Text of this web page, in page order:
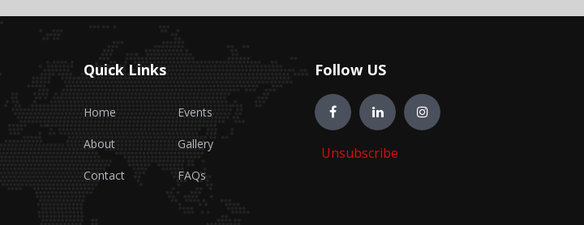
Quick Links
Home
About
Contact
Events
Gallery
FAQs
Follow US
Unsubscribe